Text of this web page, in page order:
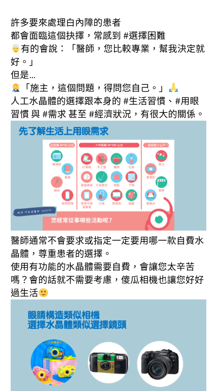
許多要來處理白內障的患者
都會面臨這個抉擇，常感到 #選擇困難
有的會說：「醫師，您比較專業，幫我決定就
好。」
但是…
「施主，這個問題，得問您自己。」
人工水晶體的選擇跟本身的 #生活習慣、#用眼
習慣 與 #需求 甚至 #經濟狀況，有很大的關係。
醫師通常不會要求或指定一定要用哪一款自費水
晶體，尊重患者的選擇。
使用有功能的水晶體需要自費，會讓您太辛苦
嗎？會的話就不需要考慮，傻瓜相機也讓您好好
過生活